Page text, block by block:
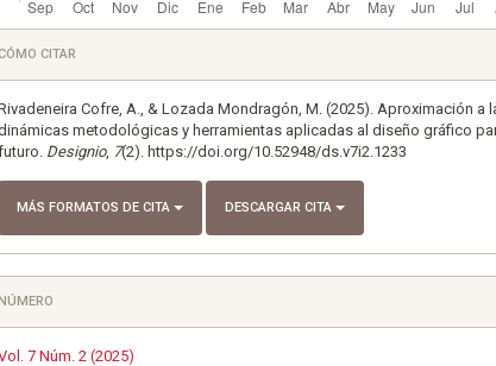
CÓMO CITAR
Cofre, A., & Lozada Mondragón, M. (2025). Aproximación a
metodológicas y herramientas aplicadas al diseño gráfico
Designio, 7(2). https://doi.org/10.52948/ds.v7i2.1233
MÁS FORMATOS DE CITA DESCARGAR CITA
7 Núm. 2 (2025)